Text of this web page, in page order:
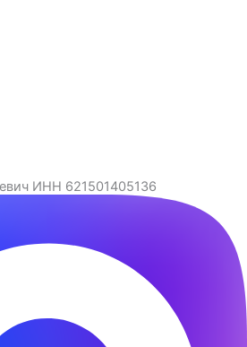
ИНН 621501405136